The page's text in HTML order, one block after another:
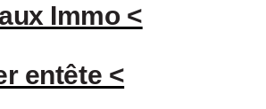
Immo <
entête <